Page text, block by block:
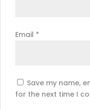
Email *
Save my name,
for the next time I